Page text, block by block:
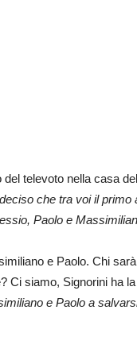
televoto nella casa
che tra voi il primo
Paolo e
e Paolo. Chi
Ci siamo, Signorini ha
e Paolo a